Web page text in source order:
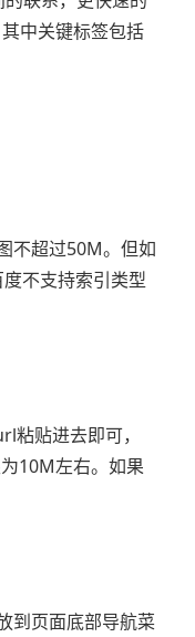
中关键标签包括
不超过50M。但如
不支持索引类型
贴进去即可，
10M左右。如果
到页面底部导航菜